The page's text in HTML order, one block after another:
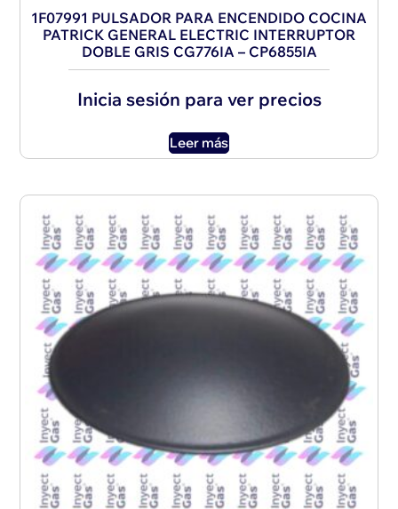
1F07991 PULSADOR PARA ENCENDIDO COCINA
PATRICK GENERAL ELECTRIC INTERRUPTOR
DOBLE GRIS CG776IA – CP6855IA
Inicia sesión para ver precios
Leer más